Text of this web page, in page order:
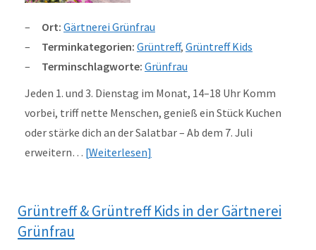
Ort: Gärtnerei Grünfrau
Terminkategorien: Grüntreff, Grüntreff Kids
Terminschlagworte: Grünfrau
Jeden 1. und 3. Dienstag im Monat, 14–18 Uhr Komm
vorbei, triff nette Menschen, genieß ein Stück Kuchen
oder stärke dich an der Salatbar – Ab dem 7. Juli
erweitern… Weiterlesen
Grüntreff & Grüntreff Kids in der Gärtnerei
Grünfrau